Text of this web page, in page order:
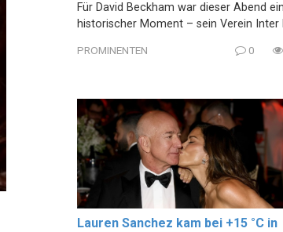
Für David Beckham war dieser Abend ein
historischer Moment – sein Verein Inter
PROMINENTEN 0
Lauren Sanchez kam bei +15 °C in